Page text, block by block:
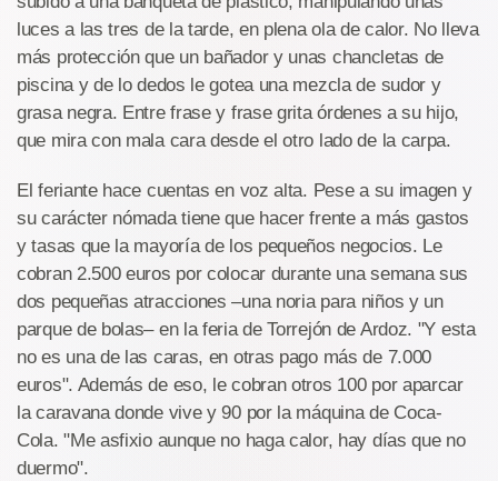
luces a las tres de la tarde, en plena ola de calor. No lleva
más protección que un bañador y unas chancletas de
piscina y de lo dedos le gotea una mezcla de sudor y
grasa negra. Entre frase y frase grita órdenes a su hijo,
que mira con mala cara desde el otro lado de la carpa.
El feriante hace cuentas en voz alta. Pese a su imagen y
su carácter nómada tiene que hacer frente a más gastos
y tasas que la mayoría de los pequeños negocios. Le
cobran 2.500 euros por colocar durante una semana sus
dos pequeñas atracciones –una noria para niños y un
parque de bolas– en la feria de Torrejón de Ardoz. "Y esta
no es una de las caras, en otras pago más de 7.000
euros". Además de eso, le cobran otros 100 por aparcar
la caravana donde vive y 90 por la máquina de Coca-
Cola. "Me asfixio aunque no haga calor, hay días que no
duermo".